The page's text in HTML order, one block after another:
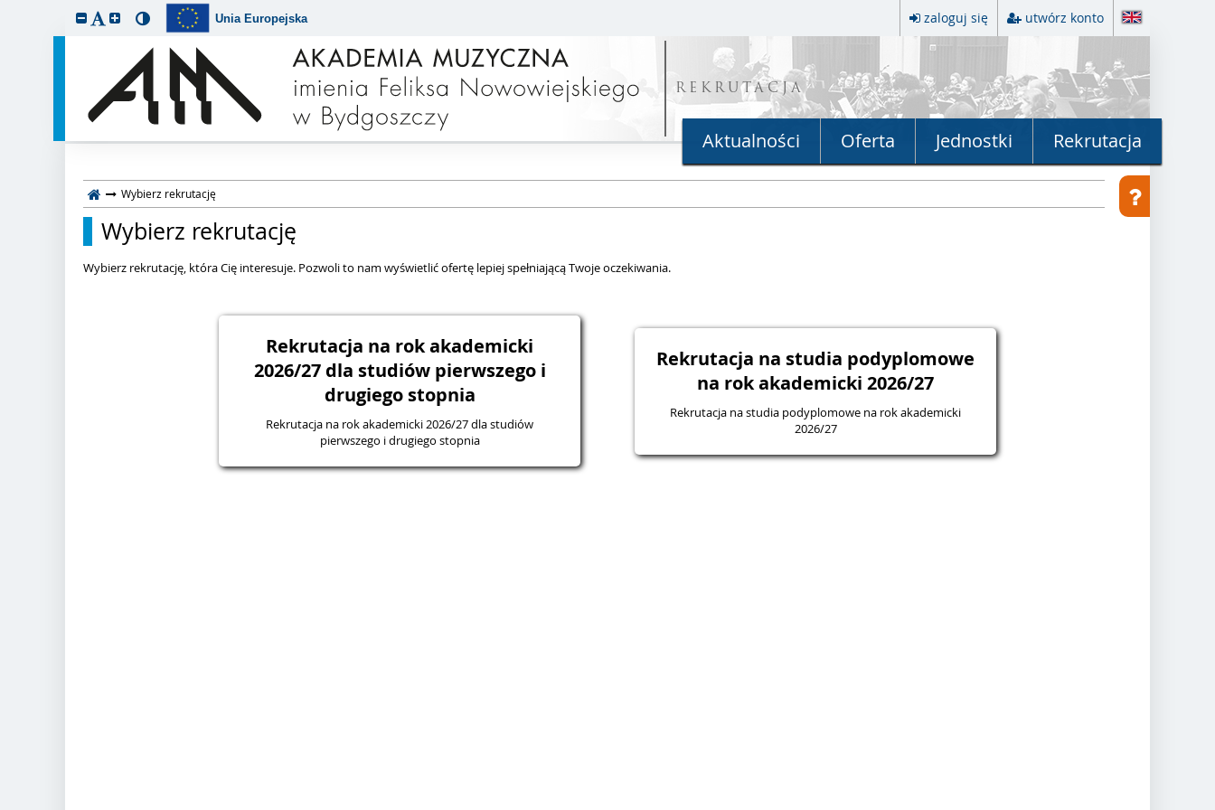
Unia Europejska zaloguj się utwórz konto
REKRUTACJA
Aktualności Oferta Jednostki Rekrutacja
Wybierz rekrutację
Wybierz rekrutację
Wybierz rekrutację, która Cię interesuje. Pozwoli to nam wyświetlić ofertę lepiej spełniającą Twoje oczekiwania.
Rekrutacja na rok akademicki
2026/27 dla studiów pierwszego i
drugiego stopnia
Rekrutacja na rok akademicki 2026/27 dla studiów
pierwszego i drugiego stopnia
Rekrutacja na studia podyplomowe
na rok akademicki 2026/27
Rekrutacja na studia podyplomowe na rok akademicki
2026/27